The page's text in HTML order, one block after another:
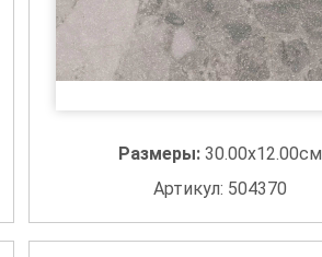
Размеры:30.00x12.00см
Артикул: 504370